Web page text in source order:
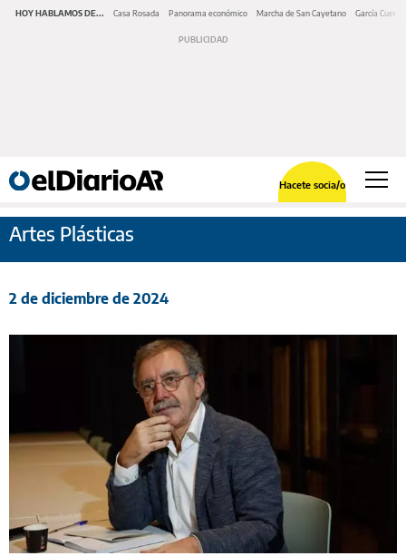
HOY HABLAMOS DE... Casa Rosada Panorama económico Marcha de San Cayetano García Cuerva
Hacete socia/o
Artes Plásticas
2 de diciembre de 2024